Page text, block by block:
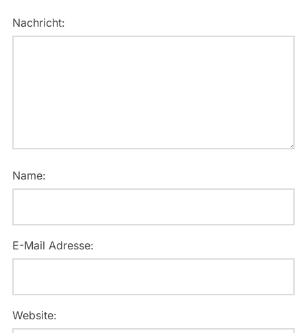
Nachricht:
Name:
E-Mail Adresse:
Website: